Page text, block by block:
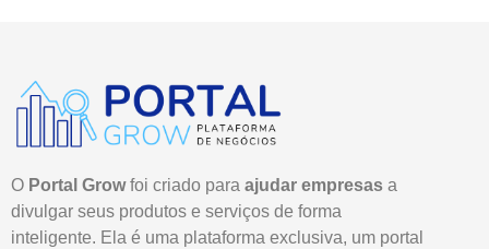
O Portal Growfoi criado para ajudar empresas a
divulgar seus produtos e serviços de forma
inteligente. Ela é uma plataforma exclusiva, um portal